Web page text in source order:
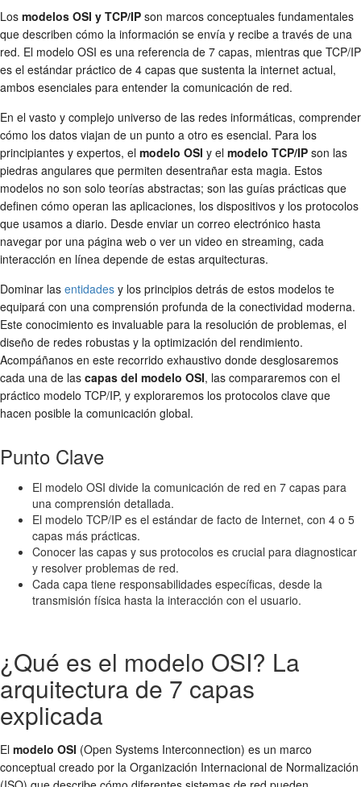
Los modelos OSI y TCP/IP son marcos conceptuales fundamentales
que describen cómo la información se envía y recibe a través de una
red. El modelo OSI es una referencia de 7 capas, mientras que TCP/IP
es el estándar práctico de 4 capas que sustenta la internet actual,
ambos esenciales para entender la comunicación de red.
En el vasto y complejo universo de las redes informáticas, comprender
cómo los datos viajan de un punto a otro es esencial. Para los
principiantes y expertos, el modelo OSI y el modelo TCP/IP son las
piedras angulares que permiten desentrañar esta magia. Estos
modelos no son solo teorías abstractas; son las guías prácticas que
definen cómo operan las aplicaciones, los dispositivos y los protocolos
que usamos a diario. Desde enviar un correo electrónico hasta
navegar por una página web o ver un video en streaming, cada
interacción en línea depende de estas arquitecturas.
Dominar las entidades y los principios detrás de estos modelos te
equipará con una comprensión profunda de la conectividad moderna.
Este conocimiento es invaluable para la resolución de problemas, el
diseño de redes robustas y la optimización del rendimiento.
Acompáñanos en este recorrido exhaustivo donde desglosaremos
cada una de las capas del modelo OSI, las compararemos con el
práctico modelo TCP/IP, y exploraremos los protocolos clave que
hacen posible la comunicación global.
Punto Clave
El modelo OSI divide la comunicación de red en 7 capas para
una comprensión detallada.
El modelo TCP/IP es el estándar de facto de Internet, con 4 o 5
capas más prácticas.
Conocer las capas y sus protocolos es crucial para diagnosticar
y resolver problemas de red.
Cada capa tiene responsabilidades específicas, desde la
transmisión física hasta la interacción con el usuario.
¿Qué es el modelo OSI? La
arquitectura de 7 capas
explicada
El modelo OSI (Open Systems Interconnection) es un marco
conceptual creado por la Organización Internacional de Normalización